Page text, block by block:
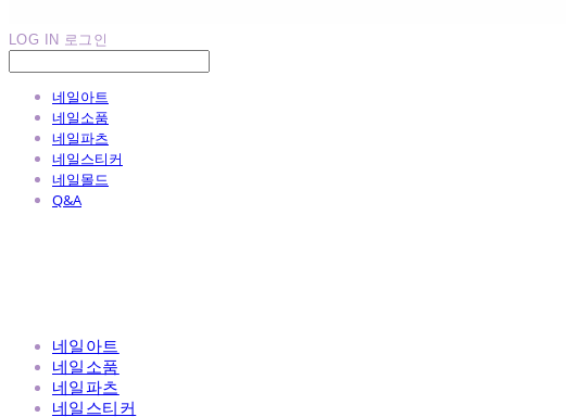
LOG IN 로그인
네일아트
네일소품
네일파츠
네일스티커
네일몰드
Q&A
네일아트
네일소품
네일파츠
네일스티커